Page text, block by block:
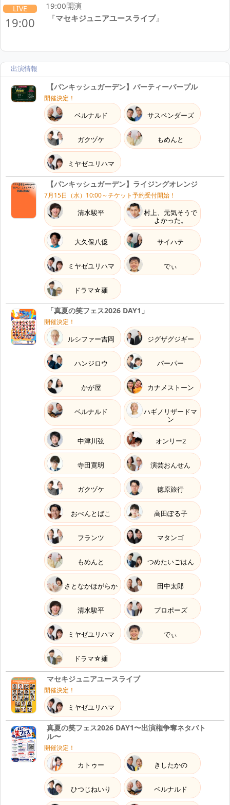
LIVE
19:00
19:00開演
『マセキジュニアユースライブ』
出演情報
【パンキッシュガーデン】パーティーパープル
開催決定！
ベルナルド サスペンダーズ
ガクヅケ もめんと
ミヤゼユリハマ
【パンキッシュガーデン】ライジングオレンジ
7月15日（水）10:00～チケット予約受付開始！
清水駿平
村上、元気そうで
よかった。
大久保八億 サイハテ
ミヤゼユリハマ でぃ
ドラマ☆麺
「真夏の笑フェス2026 DAY1」
開催決定！
ルシファー吉岡 ジグザグジギー
ハンジロウ パーパー
かが屋 カナメストーン
ベルナルド
ハギノリザードマ
ン
中津川弦 オンリー2
寺田寛明 演芸おんせん
ガクヅケ 徳原旅行
おべんとばこ 高田ぽる子
フランツ マタンゴ
もめんと つめたいごはん
さとなかほがらか 田中太郎
清水駿平 プロポーズ
ミヤゼユリハマ でぃ
ドラマ☆麺
マセキジュニアユースライブ
開催決定！
ミヤゼユリハマ
真夏の笑フェス2026 DAY1〜出演権争奪ネタバト
ル〜
開催決定！
カトゥー きしたかの
ひつじねいり ベルナルド